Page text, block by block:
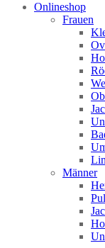
Onlineshop
Frauen
Männer